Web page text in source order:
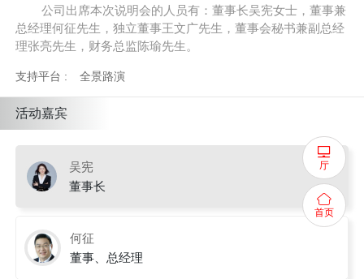
公司出席本次说明会的人员有：董事长吴宪女士，董事兼
总经理何征先生，独立董事王文广先生，董事会秘书兼副总经
理张亮先生， 财务总监陈瑜先生 。
支持平台 : 全景路演
活动嘉宾
吴宪
董事长
何征
董事、总经理
厅
首页